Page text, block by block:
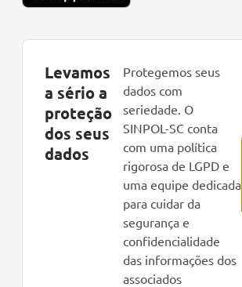
Levamos
a sério a
proteção
dos seus
dados
Protegemos seus
dados com
seriedade. O
SINPOL-SC conta
com uma política
rigorosa de LGPD e
uma equipe dedicada
para cuidar da
segurança e
confidencialidade
das informações dos
associados